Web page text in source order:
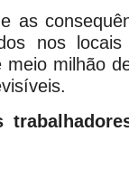
as
nos
milhão